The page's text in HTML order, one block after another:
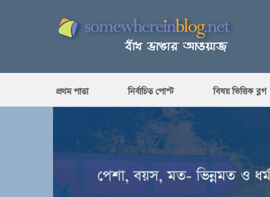
প্রথম পাতা নির্বাচিত পোস্ট বিষয় ভিত্তিক ব্লগ